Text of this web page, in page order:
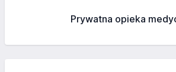
Prywatna opieka